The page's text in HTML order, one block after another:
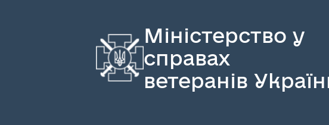
Міністерство у
справах
ветеранів